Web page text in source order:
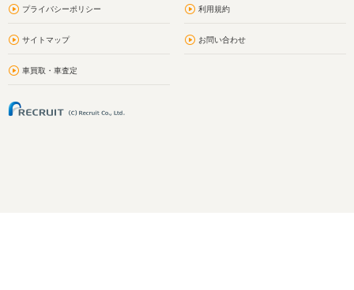
プライバシーポリシー 利用規約
サイトマップ お問い合わせ
車買取・車査定